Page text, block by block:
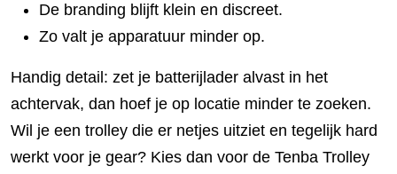
De branding blijft klein en discreet.
Zo valt je apparatuur minder op.
Handig detail: zet je batterijlader alvast in het
achtervak, dan hoef je op locatie minder te zoeken.
Wil je een trolley die er netjes uitziet en tegelijk hard
werkt voor je gear? Kies dan voor de Tenba Trolley